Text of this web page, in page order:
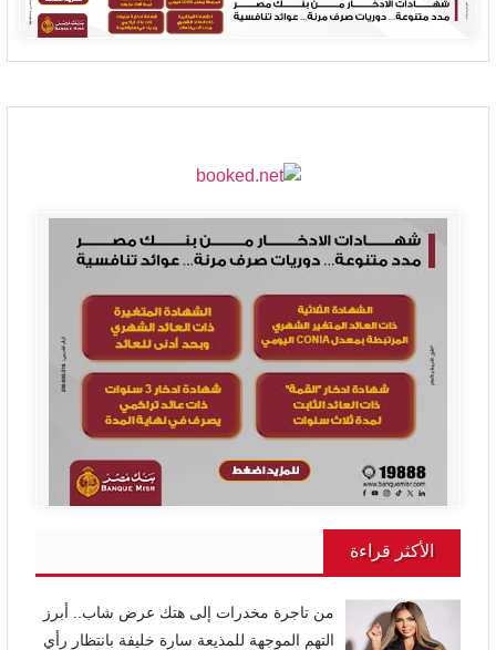
الأكثر قراءة
من تاجرة مخدرات إلى هتك عرض شاب.. أبرز
التهم الموجهة للمذيعة سارة خليفة بانتظار رأي